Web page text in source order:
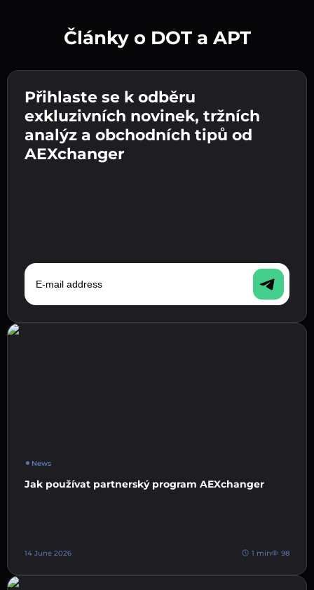
Zadejte adresu své kryptopeněženky 👉
pokračujte k dalšímu kroku.
Potvrďte svou totožnost 👉 pokračujte k
poslednímu kroku.
Odešlete vklad 👉 obdržíte kryptoměnu nebo
fiat měnu ve své peněžence.
Články o DOT a APT
Přihlaste se k odběru
exkluzivních novinek, tržních
analýz a obchodních tipů od
AEXchanger
E-mail address
News
Jak používat partnerský program AEXchanger
14 June 2026 1 min 98